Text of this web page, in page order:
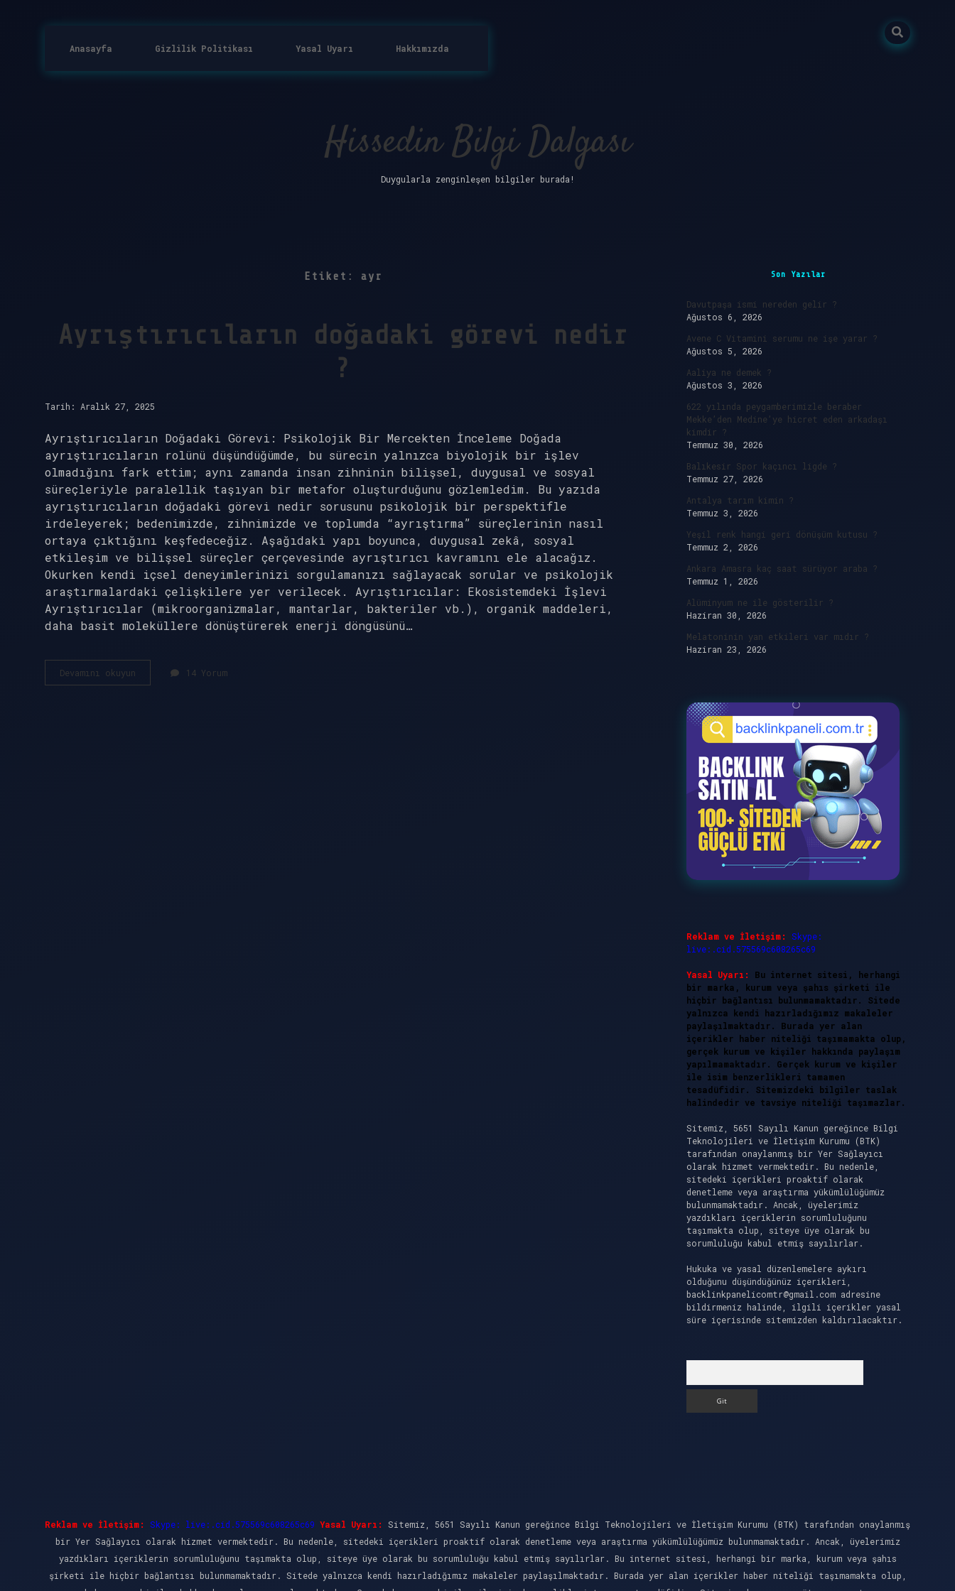
Anasayfa Gizlilik Politikası Yasal Uyarı Hakkımızda
Hissedin Bilgi Dalgası
Duygularla zenginleşen bilgiler burada!
Etiket: ayr
Ayrıştırıcıların doğadaki görevi nedir
?
Tarih: Aralık 27, 2025
Ayrıştırıcıların Doğadaki Görevi: Psikolojik Bir Mercekten İnceleme Doğada
ayrıştırıcıların rolünü düşündüğümde, bu sürecin yalnızca biyolojik bir işlev
olmadığını fark ettim; aynı zamanda insan zihninin bilişsel, duygusal ve sosyal
süreçleriyle paralellik taşıyan bir metafor oluşturduğunu gözlemledim. Bu yazıda
ayrıştırıcıların doğadaki görevi nedir sorusunu psikolojik bir perspektifle
irdeleyerek; bedenimizde, zihnimizde ve toplumda “ayrıştırma” süreçlerinin nasıl
ortaya çıktığını keşfedeceğiz. Aşağıdaki yapı boyunca, duygusal zekâ, sosyal
etkileşim ve bilişsel süreçler çerçevesinde ayrıştırıcı kavramını ele alacağız.
Okurken kendi içsel deneyimlerinizi sorgulamanızı sağlayacak sorular ve psikolojik
araştırmalardaki çelişkilere yer verilecek. Ayrıştırıcılar: Ekosistemdeki İşlevi
Ayrıştırıcılar (mikroorganizmalar, mantarlar, bakteriler vb.), organik maddeleri,
daha basit moleküllere dönüştürerek enerji döngüsünü…
Devamını okuyun Ayrıştırıcıların
doğadaki
14 Yorum
SidebarSon Yazılar
Davutpaşa ismi nereden gelir ?
Ağustos 6, 2026
Avene C Vitamini serumu ne işe yarar ?
Ağustos 5, 2026
Aaliya ne demek ?
Ağustos 3, 2026
622 yılında peygamberimizle beraber
Mekke’den Medine’ye hicret eden arkadaşı
kimdir ?
Temmuz 30, 2026
Balıkesir Spor kaçıncı ligde ?
Temmuz 27, 2026
Antalya tarım kimin ?
Temmuz 3, 2026
Yeşil renk hangi geri dönüşüm kutusu ?
Temmuz 2, 2026
Ankara Amasra kaç saat sürüyor araba ?
Temmuz 1, 2026
Alüminyum ne ile gösterilir ?
Haziran 30, 2026
Melatoninin yan etkileri var mıdır ?
Haziran 23, 2026
Reklam ve İletişim:
Skype:
live:.cid.575569c608265c69
Yasal Uyarı:
Bu internet sitesi, herhangi
bir marka, kurum veya şahıs şirketi ile
hiçbir bağlantısı bulunmamaktadır. Sitede
yalnızca kendi hazırladığımız makaleler
paylaşılmaktadır. Burada yer alan
içerikler haber niteliği taşımamakta olup,
gerçek kurum ve kişiler hakkında paylaşım
yapılmamaktadır. Gerçek kurum ve kişiler
ile isim benzerlikleri tamamen
tesadüfidir. Sitemizdeki bilgiler taslak
halindedir ve tavsiye niteliği taşımazlar.
Sitemiz, 5651 Sayılı Kanun gereğince Bilgi
Teknolojileri ve İletişim Kurumu (BTK)
tarafından onaylanmış bir Yer Sağlayıcı
olarak hizmet vermektedir. Bu nedenle,
sitedeki içerikleri proaktif olarak
denetleme veya araştırma yükümlülüğümüz
bulunmamaktadır. Ancak, üyelerimiz
yazdıkları içeriklerin sorumluluğunu
taşımakta olup, siteye üye olarak bu
sorumluluğu kabul etmiş sayılırlar.
Hukuka ve yasal düzenlemelere aykırı
olduğunu düşündüğünüz içerikleri,
backlinkpanelicomtr@gmail.comadresine
bildirmeniz halinde, ilgili içerikler yasal
süre içerisinde sitemizden kaldırılacaktır.
Reklam ve İletişim: Skype: live:.cid.575569c608265c69 Yasal Uyarı:
Sitemiz, 5651 Sayılı Kanun gereğince Bilgi Teknolojileri ve İletişim Kurumu (BTK) tarafından onaylanmış
bir Yer Sağlayıcı olarak hizmet vermektedir. Bu nedenle, sitedeki içerikleri proaktif olarak denetleme veya araştırma yükümlülüğümüz bulunmamaktadır. Ancak, üyelerimiz
yazdıkları içeriklerin sorumluluğunu taşımakta olup, siteye üye olarak bu sorumluluğu kabul etmiş sayılırlar. Bu internet sitesi, herhangi bir marka, kurum veya şahıs
şirketi ile hiçbir bağlantısı bulunmamaktadır. Sitede yalnızca kendi hazırladığımız makaleler paylaşılmaktadır. Burada yer alan içerikler haber niteliği taşımamakta olup,